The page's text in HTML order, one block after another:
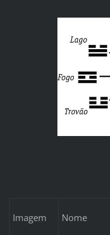
Imagem Nome